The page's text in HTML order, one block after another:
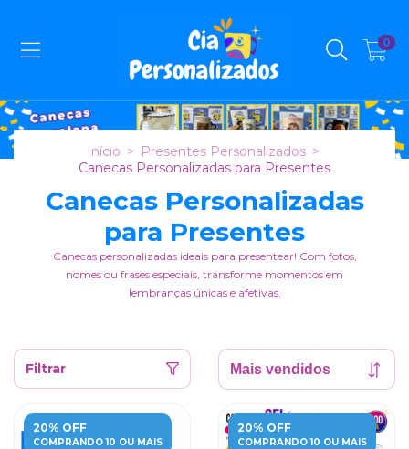
0
Início > Presentes Personalizados >
Canecas Personalizadas para Presentes
Canecas Personalizadas
para Presentes
Canecas personalizadas ideais para presentear! Com fotos,
nomes ou frases especiais, transforme momentos em
lembranças únicas e afetivas.
Filtrar
20% OFF
COMPRANDO 10 OU MAIS
20% OFF
COMPRANDO 10 OU MAIS